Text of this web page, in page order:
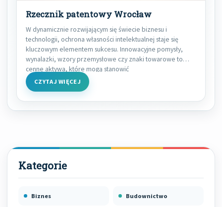
Rzecznik patentowy Wrocław
W dynamicznie rozwijającym się świecie biznesu i
technologii, ochrona własności intelektualnej staje się
kluczowym elementem sukcesu. Innowacyjne pomysły,
wynalazki, wzory przemysłowe czy znaki towarowe to
cenne aktywa, które mogą stanowić
CZYTAJ WIĘCEJ
Biznes Budownictwo